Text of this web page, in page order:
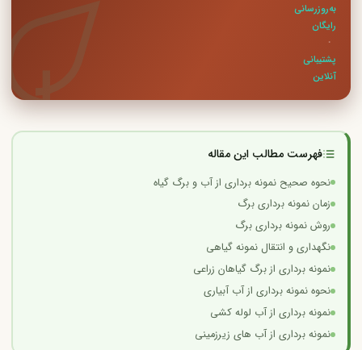
به‌روزرسانی
رایگان
·
پشتیبانی
آنلاین
فهرست مطالب این مقاله
نحوه صحیح نمونه برداری از آب و برگ گیاه
زمان نمونه برداری برگ
روش نمونه برداری برگ
نگهداری و انتقال نمونه گیاهی
نمونه برداری از برگ گیاهان زراعی
نحوه نمونه برداری از آب آبیاری
نمونه برداری از آب لوله کشی
نمونه برداری از آب های زیرزمینی